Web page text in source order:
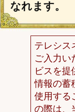
特定商取引
プライバ
メルマガ
お問
(C) Telsys